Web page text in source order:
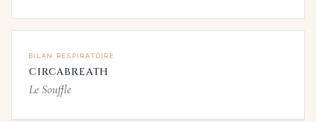
BILAN RESPIRATOIRE
CIRCABREATH
Le Souffle